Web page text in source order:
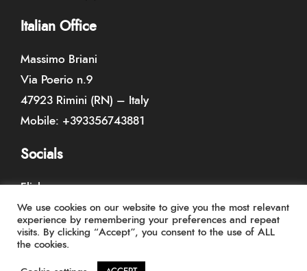
Italian Office
Massimo Briani
Via Poerio n.9
47923 Rimini (RN) – Italy
Mobile: +393356743881
Socials
Flickr
Pinterest
Page d’accueil ETHIQUE
We use cookies on our website to give you the most relevant
experience by remembering your preferences and repeat
visits. By clicking “Accept”, you consent to the use of ALL
the cookies.